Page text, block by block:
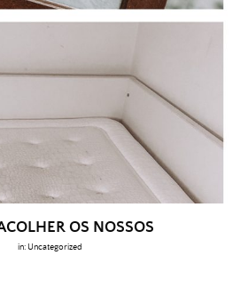
OS NOSSOS
in: Uncategorized